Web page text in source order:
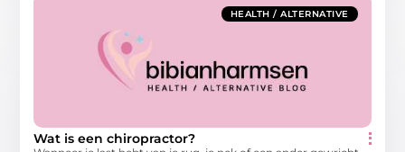
HEALTH / ALTERNATIVE
Wat is een chiropractor?